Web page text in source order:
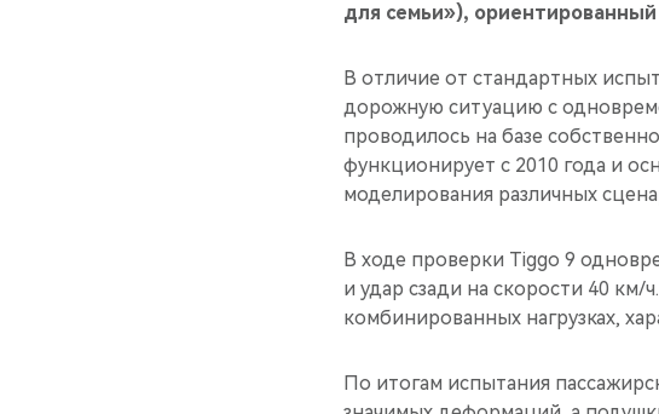
для семьи»),
В отличие от стандартных
дорожную ситуацию с
проводилось на базе
функционирует с 2010 года и
моделирования различных
В ходе проверки Tiggo 9
и удар сзади на скорости 40
комбинированных нагрузках,
По итогам испытания